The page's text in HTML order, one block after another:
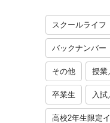
スクールライフ
バックナンバー
その他 授業
卒業生 入
高校2年生限定